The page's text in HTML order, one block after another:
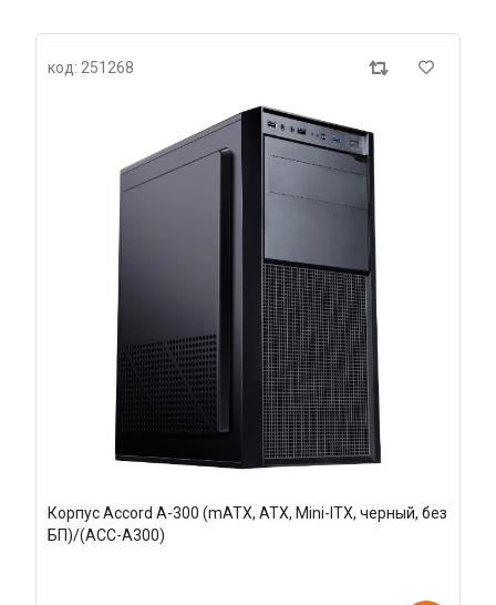
код: 251268
Корпус Accord A-300 (mATX, ATX, Mini-ITX, черный, без
БП)/(ACC-A300)